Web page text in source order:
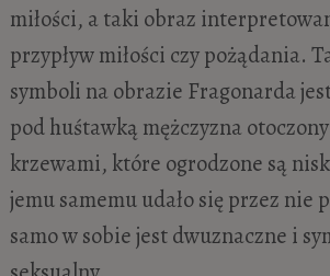
miłości, a taki obraz
przypływ miłości czy pożądania.
symboli na obrazie Fragonarda
pod huśtawką mężczyzna
krzewami, które ogrodzone są
jemu samemu udało się przez nie
samo w sobie jest dwuznaczne i